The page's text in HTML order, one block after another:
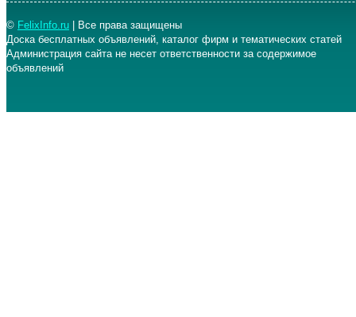
© FelixInfo.ru | Все права защищены
Доска бесплатных объявлений, каталог фирм и тематических статей
Администрация сайта не несет ответственности за содержимое
объявлений